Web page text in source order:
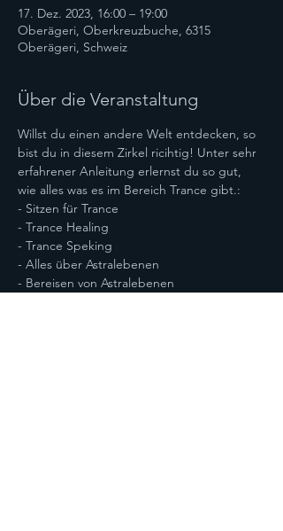
17. Dez. 2023, 16:00 – 19:00
Oberägeri, Oberkreuzbuche, 6315
Oberägeri, Schweiz
Über die Veranstaltung
Willst du einen andere Welt entdecken, so
bist du in diesem Zirkel ricihtig! Unter sehr
erfahrener Anleitung erlernst du so gut,
wie alles was es im Bereich Trance gibt.:
- Sitzen für Trance
- Trance Healing
- Trance Speking
- Alles über Astralebenen
- Bereisen von Astralebenen